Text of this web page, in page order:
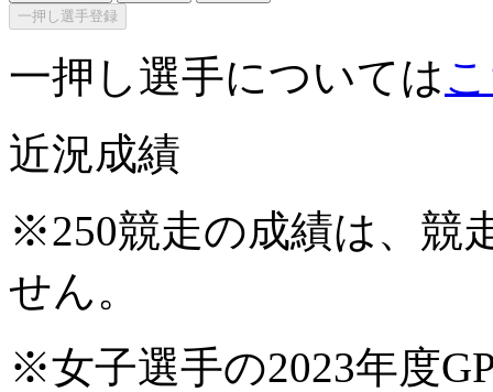
一押し選手登録
一押し選手については
近況成績
※250競走の成績は、競
せん。
※女子選手の2023年度